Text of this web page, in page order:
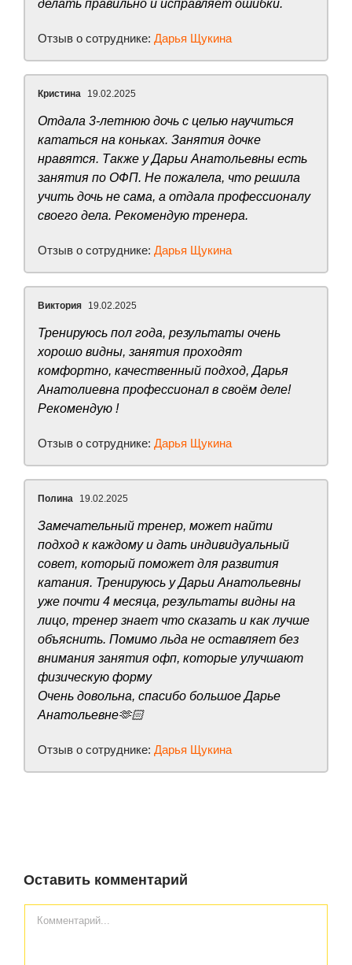
делать правильно и исправляет ошибки.
Отзыв о сотруднике: Дарья Щукина
Кристина 19.02.2025
Отдала 3-летнюю дочь с целью научиться
кататься на коньках. Занятия дочке
нравятся. Также у Дарьи Анатольевны есть
занятия по ОФП. Не пожалела, что решила
учить дочь не сама, а отдала профессионалу
своего дела. Рекомендую тренера.
Отзыв о сотруднике: Дарья Щукина
Виктория 19.02.2025
Тренируюсь пол года, результаты очень
хорошо видны, занятия проходят
комфортно, качественный подход, Дарья
Анатолиевна профессионал в своём деле!
Рекомендую !
Отзыв о сотруднике: Дарья Щукина
Полина 19.02.2025
Замечательный тренер, может найти
подход к каждому и дать индивидуальный
совет, который поможет для развития
катания. Тренируюсь у Дарьи Анатольевны
уже почти 4 месяца, результаты видны на
лицо, тренер знает что сказать и как лучше
объяснить. Помимо льда не оставляет без
внимания занятия офп, которые улучшают
физическую форму
Очень довольна, спасибо большое Дарье
Анатольевне🫶🏻
Отзыв о сотруднике: Дарья Щукина
Оставить комментарий